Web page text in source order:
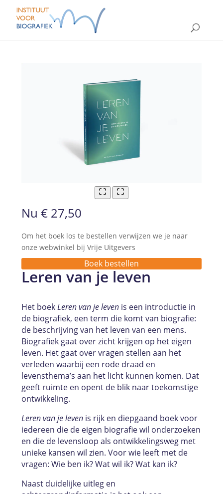
Nu € 27,50
Om het boek los te bestellen verwijzen we je naar
onze webwinkel bij Vrije Uitgevers
Boek bestellen
Leren van je leven
Het boekLeren van je levenis een introductie in
de biografiek, een term die komt van biografie:
de beschrijving van het leven van een mens.
Biografiek gaat over zicht krijgen op het eigen
leven. Het gaat over vragen stellen aan het
verleden waarbij een rode draad en
levensthema’s aan het licht kunnen komen. Dat
geeft ruimte en opent de blik naar toekomstige
ontwikkeling.
Leren van je levenis rijk en diepgaand boek voor
iedereen die de eigen biografie wil onderzoeken
en die de levensloop als ontwikkelingsweg met
unieke kansen wil zien. Voor wie leeft met de
vragen: Wie ben ik? Wat wil ik? Wat kan ik?
Naast duidelijke uitleg en